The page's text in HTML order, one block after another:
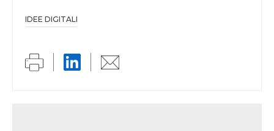
IDEE DIGITALI